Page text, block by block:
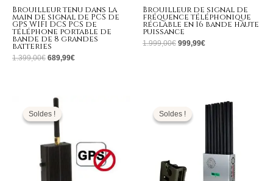
Brouilleur tenu dans la
main de signal de PCS de
GPS WIFI DCS PCS de
téléphone portable de
bande de 8 grandes
batteries
1.399,00€ 689,99€
Brouilleur de signal de
fréquence téléphonique
réglable en 16 bande haute
puissance
1.999,00€ 999,99€
Soldes !
Soldes !
initial
était :
139,00€.
Soldes !
Soldes !
initial
était :
1.699,00€.
prix